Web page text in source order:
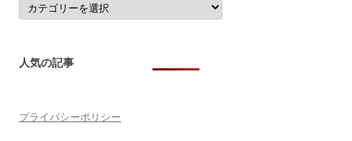
募
締
人気の記事
プライバシーポリシー